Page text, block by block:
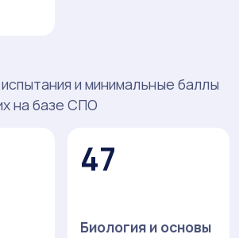
и минимальные баллы
на базе СПО
47
Биология и основы